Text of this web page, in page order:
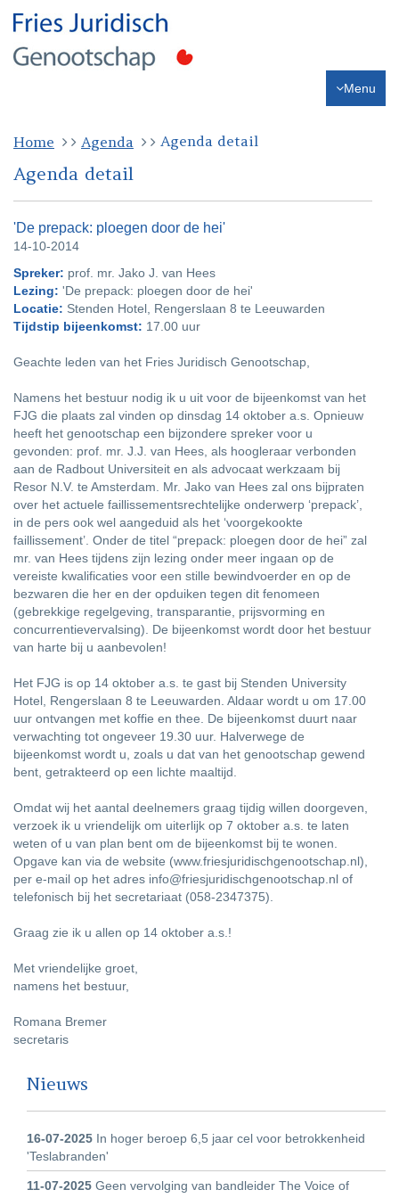
Menu
Home Agenda Agenda detail
Agenda detail
'De prepack: ploegen door de hei'
14-10-2014
Spreker: prof. mr. Jako J. van Hees
Lezing: 'De prepack: ploegen door de hei'
Locatie: Stenden Hotel, Rengerslaan 8 te Leeuwarden
Tijdstip bijeenkomst: 17.00 uur
Geachte leden van het Fries Juridisch Genootschap,
Namens het bestuur nodig ik u uit voor de bijeenkomst van het
FJG die plaats zal vinden op dinsdag 14 oktober a.s. Opnieuw
heeft het genootschap een bijzondere spreker voor u
gevonden: prof. mr. J.J. van Hees, als hoogleraar verbonden
aan de Radbout Universiteit en als advocaat werkzaam bij
Resor N.V. te Amsterdam. Mr. Jako van Hees zal ons bijpraten
over het actuele faillissementsrechtelijke onderwerp ‘prepack’,
in de pers ook wel aangeduid als het ‘voorgekookte
faillissement’. Onder de titel “prepack: ploegen door de hei” zal
mr. van Hees tijdens zijn lezing onder meer ingaan op de
vereiste kwalificaties voor een stille bewindvoerder en op de
bezwaren die her en der opduiken tegen dit fenomeen
(gebrekkige regelgeving, transparantie, prijsvorming en
concurrentievervalsing). De bijeenkomst wordt door het bestuur
van harte bij u aanbevolen!
Het FJG is op 14 oktober a.s. te gast bij Stenden University
Hotel, Rengerslaan 8 te Leeuwarden. Aldaar wordt u om 17.00
uur ontvangen met koffie en thee. De bijeenkomst duurt naar
verwachting tot ongeveer 19.30 uur. Halverwege de
bijeenkomst wordt u, zoals u dat van het genootschap gewend
bent, getrakteerd op een lichte maaltijd.
Omdat wij het aantal deelnemers graag tijdig willen doorgeven,
verzoek ik u vriendelijk om uiterlijk op 7 oktober a.s. te laten
weten of u van plan bent om de bijeenkomst bij te wonen.
Opgave kan via de website (www.friesjuridischgenootschap.nl),
per e-mail op het adres info@friesjuridischgenootschap.nl of
telefonisch bij het secretariaat (058-2347375).
Graag zie ik u allen op 14 oktober a.s.!
Met vriendelijke groet,
namens het bestuur,
Romana Bremer
secretaris
Nieuws
16-07-2025 In hoger beroep 6,5 jaar cel voor betrokkenheid
'Teslabranden'
11-07-2025 Geen vervolging van bandleider The Voice of